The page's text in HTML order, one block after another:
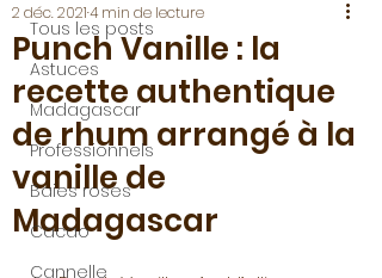
Tous les posts
Astuces
Madagascar
Professionnels
Baies roses
Cacao
Cannelle
Punch Vanille : la
recette authentique
de rhum arrangé à la
vanille de
Madagascar
2 déc. 20214 min de lecture